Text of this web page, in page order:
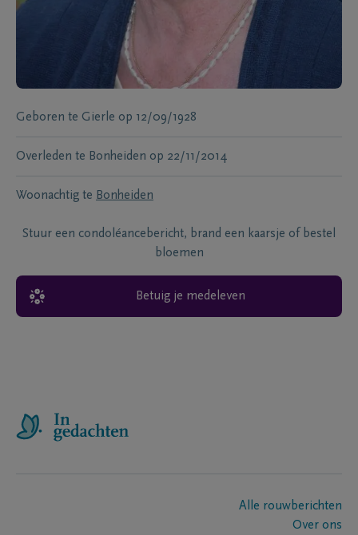
Geboren te Gierle op 12/09/1928
Overleden te Bonheiden op 22/11/2014
Woonachtig te Bonheiden
Stuur een condoléancebericht, brand een kaarsje of bestel
bloemen
Betuig je medeleven
Alle rouwberichten
Over ons